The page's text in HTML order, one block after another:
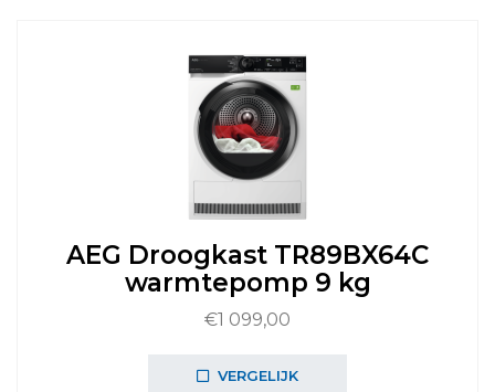
AEG Droogkast TR89BX64C
warmtepomp 9 kg
€1 099,00
VERGELIJK